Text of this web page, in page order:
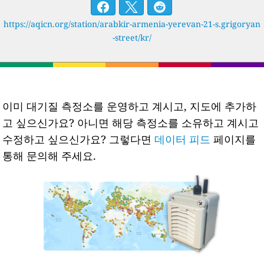
https://aqicn.org/station/arabkir-armenia-yerevan-21-s.grigoryan
-street/kr/
이미 대기질 측정소를 운영하고 계시고, 지도에 추가하
고 싶으신가요? 아니면 해당 측정소를 소유하고 계시고
수정하고 싶으신가요? 그렇다면 데이터 피드 페이지를
통해 문의해 주세요.